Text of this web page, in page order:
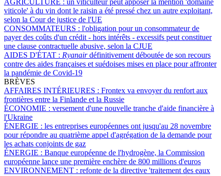
viticole' à du vin dont le raisin a été pressé chez un autre exploitant,
selon la Cour de justice de l'UE
CONSOMMATEURS : l'obligation pour un consommateur de
payer des coûts d'un crédit - hors intérêts - excessifs peut constituer
une clause contractuelle abusive, selon la CJUE
AIDES D'ÉTAT : Ryanairdéfinitivement déboutée de son recours
contre des aides françaises et suédoises mises en place pour affronter
la pandémie de Covid-19
BRÈVES
AFFAIRES INTÉRIEURES : Frontex va envoyer du renfort aux
frontières entre la Finlande et la Russie
ÉCONOMIE : versement d'une nouvelle tranche d'aide financière à
l'Ukraine
ÉNERGIE : les entreprises européennes ont jusqu'au 28 novembre
pour répondre au quatrième appel d'agrégation de la demande pour
les achats conjoints de gaz
ÉNERGIE : Banque européenne de l'hydrogène, la Commission
européenne lance une première enchère de 800 millions d'euros
ENVIRONNEMENT : refonte de la directive 'traitement des eaux